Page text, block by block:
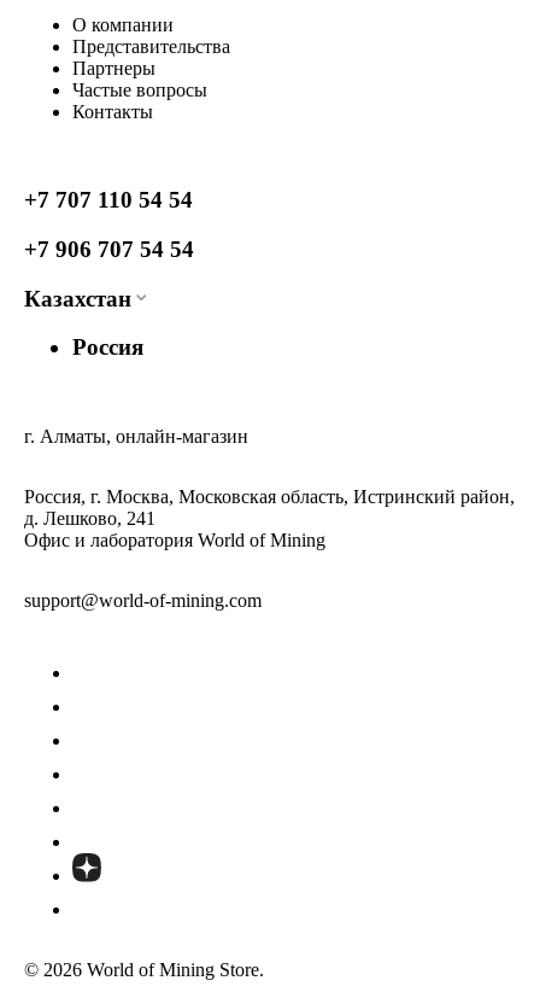
О компании
Представительства
Партнеры
Частые вопросы
Контакты
+7 707 110 54 54
+7 906 707 54 54
Казахстан
Россия
г. Алматы, онлайн-магазин
Россия, г. Москва, Московская область, Истринский район,
д. Лешково, 241
Офис и лаборатория World of Mining
support@world-of-mining.com
© 2026 World of Mining Store.